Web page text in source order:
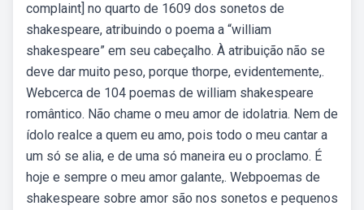
complaint] no quarto de 1609 dos sonetos de
shakespeare, atribuindo o poema a “william
shakespeare” em seu cabeçalho. À atribuição não se
deve dar muito peso, porque thorpe, evidentemente,.
Webcerca de 104 poemas de william shakespeare
romântico. Não chame o meu amor de idolatria. Nem de
ídolo realce a quem eu amo, pois todo o meu cantar a
um só se alia, e de uma só maneira eu o proclamo. É
hoje e sempre o meu amor galante,. Webpoemas de
shakespeare sobre amor são nos sonetos e pequenos